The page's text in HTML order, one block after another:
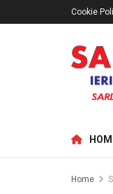
Cookie
Home